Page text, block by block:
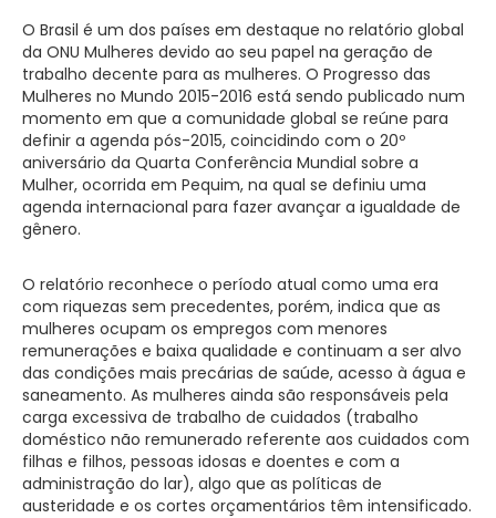
O Brasil é um dos países em destaque no relatório global
da ONU Mulheres devido ao seu papel na geração de
trabalho decente para as mulheres. O Progresso das
Mulheres no Mundo 2015-2016 está sendo publicado num
momento em que a comunidade global se reúne para
definir a agenda pós-2015, coincidindo com o 20º
aniversário da Quarta Conferência Mundial sobre a
Mulher, ocorrida em Pequim, na qual se definiu uma
agenda internacional para fazer avançar a igualdade de
gênero.
O relatório reconhece o período atual como uma era
com riquezas sem precedentes, porém, indica que as
mulheres ocupam os empregos com menores
remunerações e baixa qualidade e continuam a ser alvo
das condições mais precárias de saúde, acesso à água e
saneamento. As mulheres ainda são responsáveis pela
carga excessiva de trabalho de cuidados (trabalho
doméstico não remunerado referente aos cuidados com
filhas e filhos, pessoas idosas e doentes e com a
administração do lar), algo que as políticas de
austeridade e os cortes orçamentários têm intensificado.